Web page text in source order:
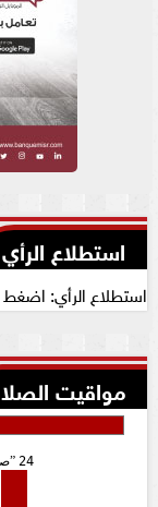
استطلاع الرأي
استطلاع الرأي:
مواقيت
24